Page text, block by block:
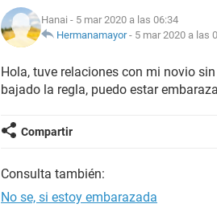
Hanai - 5 mar 2020 a las 06:34
Hermanamayor- 5 mar 2020 a las
Hola, tuve relaciones con mi novio
bajado la regla, puedo estar
Compartir
Consulta también:
No se, si estoy embarazada